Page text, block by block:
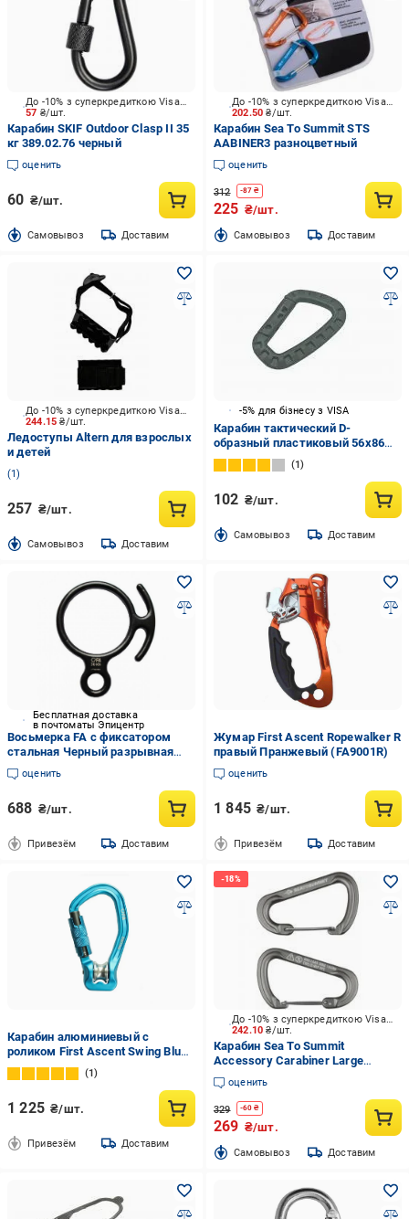
57 ₴/шт.
До -10% з суперкредиткою Visa Вигода
Карабин SKIF Outdoor Clasp II 35
кг 389.02.76 черный
оценить
60 ₴/шт.
Cамовывоз Доставим
202.50₴/шт.
До -10% з суперкредиткою Visa Вигода
Карабин Sea To Summit STS
AABINER3 разноцветный
оценить
312 -87 ₴
225 ₴/шт.
Cамовывоз Доставим
244.15₴/шт.
До -10% з суперкредиткою Visa Вигода
Ледоступы Altern для взрослых
и детей
1
257 ₴/шт.
Cамовывоз Доставим
-5% для бізнесу з VISA
Карабин тактический D-
образный пластиковый 56х86
мм пластик 1 шт.
1
102 ₴/шт.
Cамовывоз Доставим
Бесплатная доставка
в почтоматы Эпицентр
Восьмерка FA с фиксатором
стальная Черный разрывная
нагрузка 30kN (FA 6008)
оценить
688 ₴/шт.
Привезём Доставим
Жумар First Ascent Ropewalker R
правый Пранжевый (FA9001R)
оценить
1 845 ₴/шт.
Привезём Доставим
Карабин алюминиевый с
роликом First Ascent Swing Blue
(FA7017)
1
1 225 ₴/шт.
Привезём Доставим
242.10₴/шт.
До -10% з суперкредиткою Visa Вигода
Карабин Sea To Summit
Accessory Carabiner Large
Titanium 2 шт. STS ATD0140-
00122101 серый
оценить
329 -60 ₴
269 ₴/шт.
Cамовывоз Доставим